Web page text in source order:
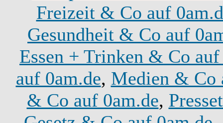
Freizeit & Co auf
Gesundheit & Co auf
Essen + Trinken & Co auf
auf 0am.de, Medien & Co
& Co auf 0am.de,